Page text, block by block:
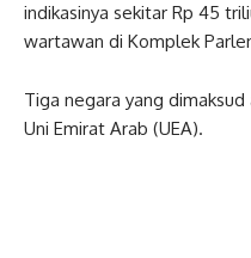
indikasinya sekitar Rp 45
wartawan di Komplek
Tiga negara yang
Uni Emirat Arab (UEA).